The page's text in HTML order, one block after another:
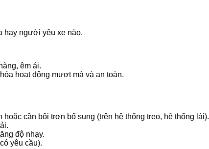
hay người yêu xe nào.
êm ái.
hoạt động mượt mà và an toàn.
cần bôi trơn bổ sung (trên hệ thống treo, hệ thống lái).
độ nhạy.
yêu cầu).